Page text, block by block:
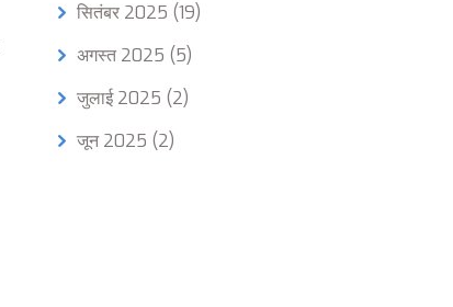
सितंबर 2025 (19)
अगस्त 2025 (5)
जुलाई 2025 (2)
जून 2025 (2)